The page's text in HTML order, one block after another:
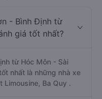
- Bình Định từ
giá tốt nhất?
từ Hóc Môn - Sài
nhất là những nhà xe
Limousine, Ba Quy .